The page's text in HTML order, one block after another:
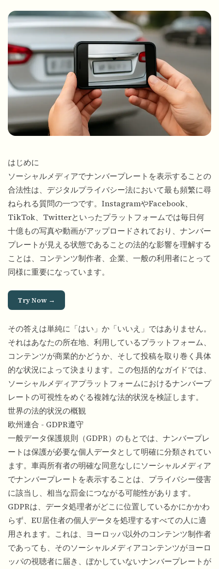
はじめに
ソーシャルメディアでナンバープレートを表示することの
合法性は、デジタルプライバシー法において最も頻繁に尋
ねられる質問の一つです。InstagramやFacebook、
TikTok、Twitterといったプラットフォームでは毎日何
十億もの写真や動画がアップロードされており、ナンバー
プレートが見える状態であることの法的な影響を理解する
ことは、コンテンツ制作者、企業、一般の利用者にとって
同様に重要になっています。
Try Now →
その答えは単純に「はい」か「いいえ」ではありません。
それはあなたの所在地、利用しているプラットフォーム、
コンテンツが商業的かどうか、そして投稿を取り巻く具体
的な状況によって決まります。この包括的なガイドでは、
ソーシャルメディアプラットフォームにおけるナンバープ
レートの可視性をめぐる複雑な法的状況を検証します。
世界の法的状況の概観
欧州連合 - GDPR遵守
一般データ保護規則（GDPR）のもとでは、ナンバープレ
ートは保護が必要な個人データとして明確に分類されてい
ます。車両所有者の明確な同意なしにソーシャルメディア
でナンバープレートを表示することは、プライバシー侵害
に該当し、相当な罰金につながる可能性があります。
GDPRは、データ処理者がどこに位置しているかにかかわ
らず、EU居住者の個人データを処理するすべての人に適
用されます。これは、ヨーロッパ以外のコンテンツ制作者
であっても、そのソーシャルメディアコンテンツがヨーロ
ッパの視聴者に届き、ぼかしていないナンバープレートが